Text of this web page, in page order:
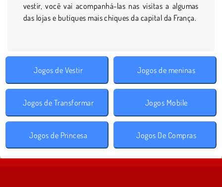
vestir, você vai acompanhá-las nas visitas a algumas
das lojas e butiques mais chiques da capital da França.
Jogos de Vestir Jogos de meninas
Jogos de Transformar Jogos Mobile
Jogos de Princesa Jogos De Compras